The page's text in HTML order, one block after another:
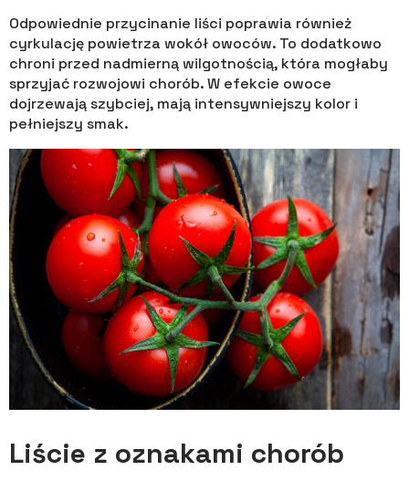
Odpowiednie przycinanie liści poprawia również
cyrkulację powietrza wokół owoców. To dodatkowo
chroni przed nadmierną wilgotnością, która mogłaby
sprzyjać rozwojowi chorób. W efekcie owoce
dojrzewają szybciej, mają intensywniejszy kolor i
pełniejszy smak.
Liście z oznakami chorób